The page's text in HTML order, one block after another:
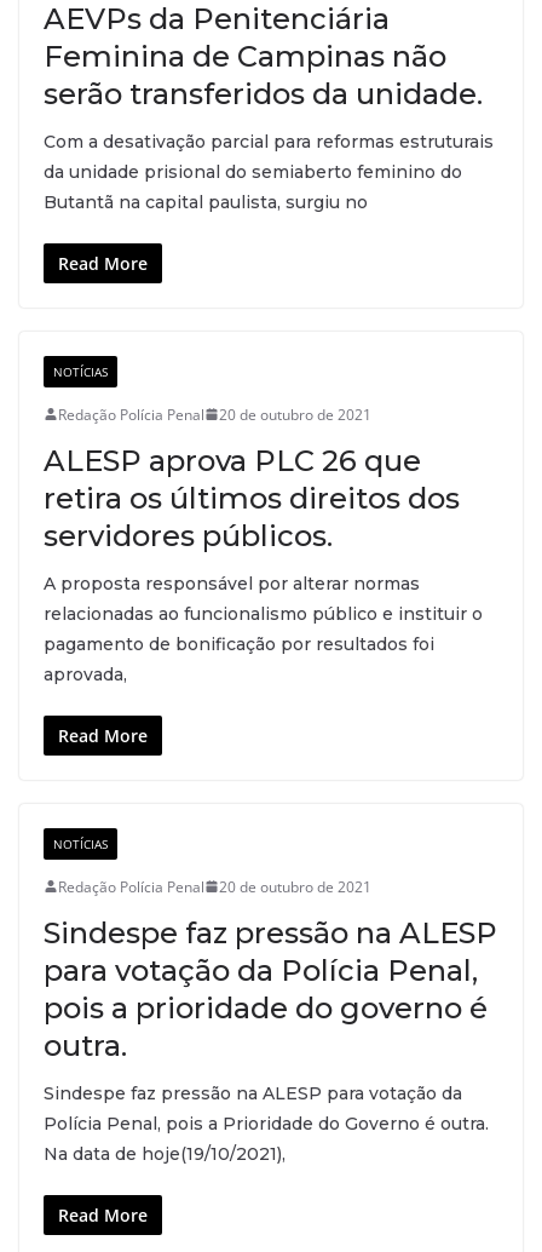
AEVPs da Penitenciária
Feminina de Campinas não
serão transferidos da unidade.
Com a desativação parcial para reformas estruturais
da unidade prisional do semiaberto feminino do
Butantã na capital paulista, surgiu no
Read More
NOTÍCIAS
Redação Polícia Penal 20 de outubro de 2021
ALESP aprova PLC 26 que
retira os últimos direitos dos
servidores públicos.
A proposta responsável por alterar normas
relacionadas ao funcionalismo público e instituir o
pagamento de bonificação por resultados foi
aprovada,
Read More
NOTÍCIAS
Redação Polícia Penal 20 de outubro de 2021
Sindespe faz pressão na ALESP
para votação da Polícia Penal,
pois a prioridade do governo é
outra.
Sindespe faz pressão na ALESP para votação da
Polícia Penal, pois a Prioridade do Governo é outra.
Na data de hoje(19/10/2021),
Read More